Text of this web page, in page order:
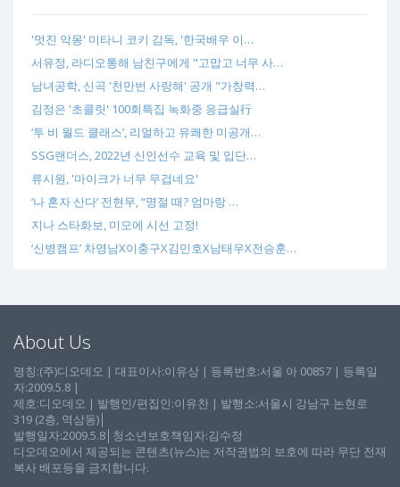
'멋진 악몽' 미타니 코키 감독, '한국배우 이…
서유정, 라디오통해 남친구에게 "고맙고 너무 사…
남녀공학, 신곡 '천만번 사랑해' 공개 "가창력…
김정은 '초콜릿' 100회특집 녹화중 응급실行
‘투 비 월드 클래스’, 리얼하고 유쾌한 미공개…
SSG랜더스, 2022년 신인선수 교육 및 입단…
류시원, '마이크가 너무 무겁네요'
‘나 혼자 산다’ 전현무, “명절 때? 엄마랑 …
지나 스타화보, 미모에 시선 고정!
‘신병캠프’ 차영남X이충구X김민호X남태우X전승훈…
About Us
명칭:(주)디오데오 | 대표이사:이유상 | 등록번호:서울 아 00857 | 등록일
자:2009.5.8 |
제호:디오데오 | 발행인/편집인:이유찬 | 발행소:서울시 강남구 논현로
319 (2층, 역삼동)│
발행일자:2009.5.8│청소년보호책임자:김수정
디오데오에서 제공되는 콘텐츠(뉴스)는 저작권법의 보호에 따라 무단 전재
복사 배포등을 금지합니다.